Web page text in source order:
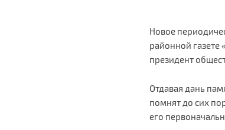
Новое
районной газете
президент
Отдавая дань
помнят до сих
его